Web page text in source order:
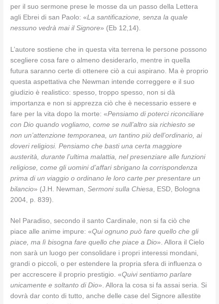
per il suo sermone prese le mosse da un passo della Lettera
agli Ebrei di san Paolo: «La santificazione, senza la quale
nessuno vedrà mai il Signore» (Eb 12,14).
L’autore sostiene che in questa vita terrena le persone possono
scegliere cosa fare o almeno desiderarlo, mentre in quella
futura saranno certe di ottenere ciò a cui aspirano. Ma è proprio
questa aspettativa che Newman intende correggere e il suo
giudizio è realistico: spesso, troppo spesso, non si dà
importanza e non si apprezza ciò che è necessario essere e
fare per la vita dopo la morte: «Pensiamo di poterci riconciliare
con Dio quando vogliamo, come se null’altro sia richiesto se
non un’attenzione temporanea, un tantino più dell’ordinario, ai
doveri religiosi. Pensiamo che basti una certa maggiore
austerità, durante l’ultima malattia, nel presenziare alle funzioni
religiose, come gli uomini d’affari sbrigano la corrispondenza
prima di un viaggio o ordinano le loro carte per presentare un
bilancio» (J.H. Newman,Sermoni sulla Chiesa , ESD, Bologna
2004, p. 839).
Nel Paradiso, secondo il santo Cardinale, non si fa ciò che
piace alle anime impure: «Qui ognuno può fare quello che gli
piace, ma lì bisogna fare quello che piace a Dio». Allora il Cielo
non sarà un luogo per consolidare i propri interessi mondani,
grandi o piccoli, o per estendere la propria sfera di influenza o
per accrescere il proprio prestigio. «Quivi sentiamo parlare
unicamente e soltanto di Dio». Allora la cosa si fa assai seria. Si
dovrà dar conto di tutto, anche delle case del Signore allestite